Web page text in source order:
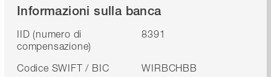
Informazioni sulla banca
IID (numero di
compensazione)
8391
Codice SWIFT / BIC WIRBCHBB